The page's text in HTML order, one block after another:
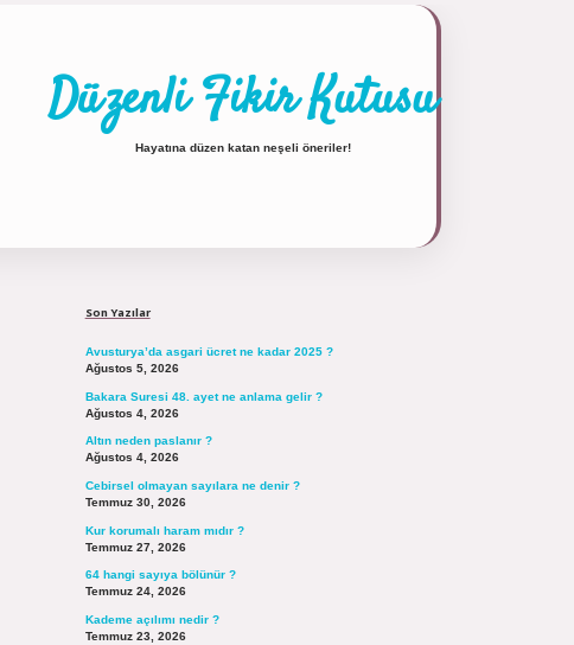
Düzenli Fikir Kutusu
Hayatına düzen katan neşeli öneriler!
Son Yazılar
Avusturya’da asgari ücret ne kadar 2025 ?
Ağustos 5, 2026
Bakara Suresi 48. ayet ne anlama gelir ?
Ağustos 4, 2026
Altın neden paslanır ?
Ağustos 4, 2026
Cebirsel olmayan sayılara ne denir ?
Temmuz 30, 2026
Kur korumalı haram mıdır ?
Temmuz 27, 2026
64 hangi sayıya bölünür ?
Temmuz 24, 2026
Kademe açılımı nedir ?
Temmuz 23, 2026